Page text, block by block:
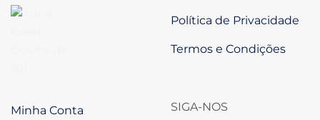
Política de Privacidade
Termos e Condições
Minha Conta SIGA-NOS